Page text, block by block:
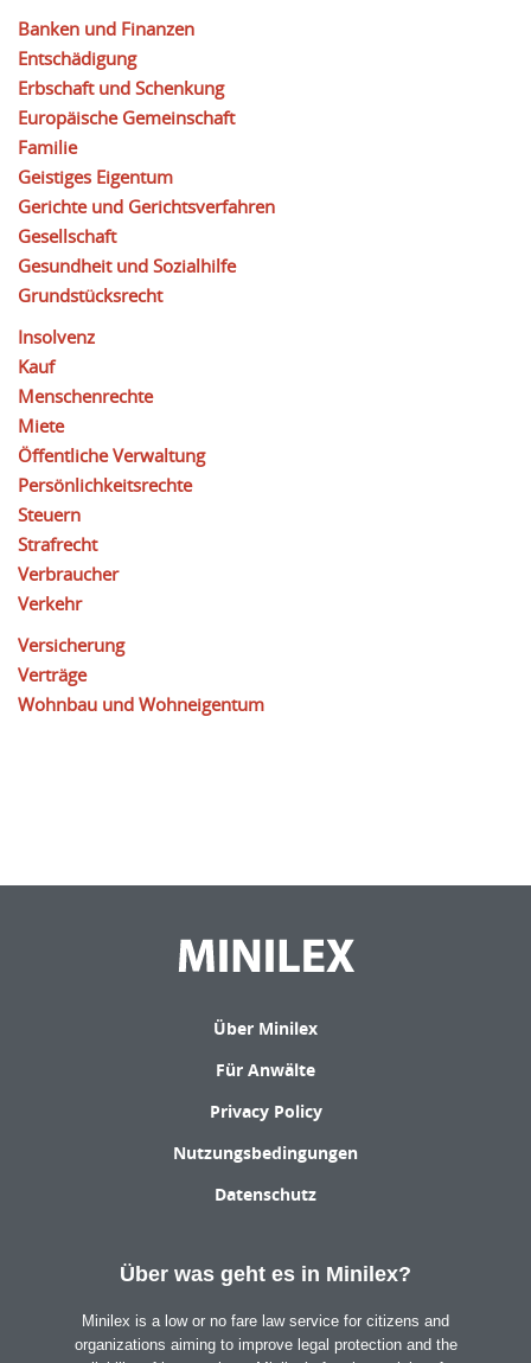
Banken und Finanzen
Entschädigung
Erbschaft und Schenkung
Europäische Gemeinschaft
Familie
Geistiges Eigentum
Gerichte und Gerichtsverfahren
Gesellschaft
Gesundheit und Sozialhilfe
Grundstücksrecht
Insolvenz
Kauf
Menschenrechte
Miete
Öffentliche Verwaltung
Persönlichkeitsrechte
Steuern
Strafrecht
Verbraucher
Verkehr
Versicherung
Verträge
Wohnbau und Wohneigentum
Über Minilex
Für Anwälte
Privacy Policy
Nutzungsbedingungen
Datenschutz
Über was geht es in Minilex?
Minilex is a low or no fare law service for citizens and
organizations aiming to improve legal protection and the